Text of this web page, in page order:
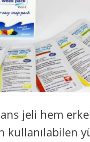
jeli hem
kullanılabilen